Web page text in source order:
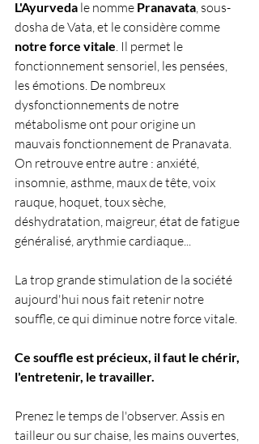
L'Ayurveda le nomme Pranavata , sous-
dosha de Vata, et le considère comme
notre force vitale . Il permet le
fonctionnement sensoriel, les pensées,
les émotions. De nombreux
dysfonctionnements de notre
métabolisme ont pour origine un
mauvais fonctionnement de Pranavata.
On retrouve entre autre : anxiété,
insomnie, asthme, maux de tête, voix
rauque, hoquet, toux sèche,
déshydratation, maigreur, état de fatigue
généralisé, arythmie cardiaque...
La trop grande stimulation de la société
aujourd'hui nous fait retenir notre
souffle, ce qui diminue notre force vitale.
Ce souffle est précieux, il faut le chérir,
l'entretenir, le travailler.
Prenez le temps de l'observer. Assis en
tailleur ou sur chaise, les mains ouvertes,